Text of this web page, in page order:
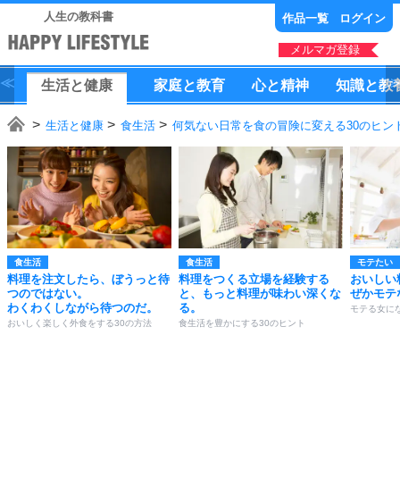
人生の教科書 作品一覧 ログイン
メルマガ登録
生活と健康 家庭と教育 心と精神 知識と教
生活と健康 食生活 何気ない日常を食の冒険に変える30のヒン
食生活
料理を注文したら、ぼうっと待
つのではない。
わくわくしながら待つのだ。
おいしく楽しく外食をする30の方法
食生活
料理をつくる立場を経験する
と、もっと料理が味わい深くな
る。
食生活を豊かにする30のヒント
モテたい
おいし
ぜかモテ
モテる女に